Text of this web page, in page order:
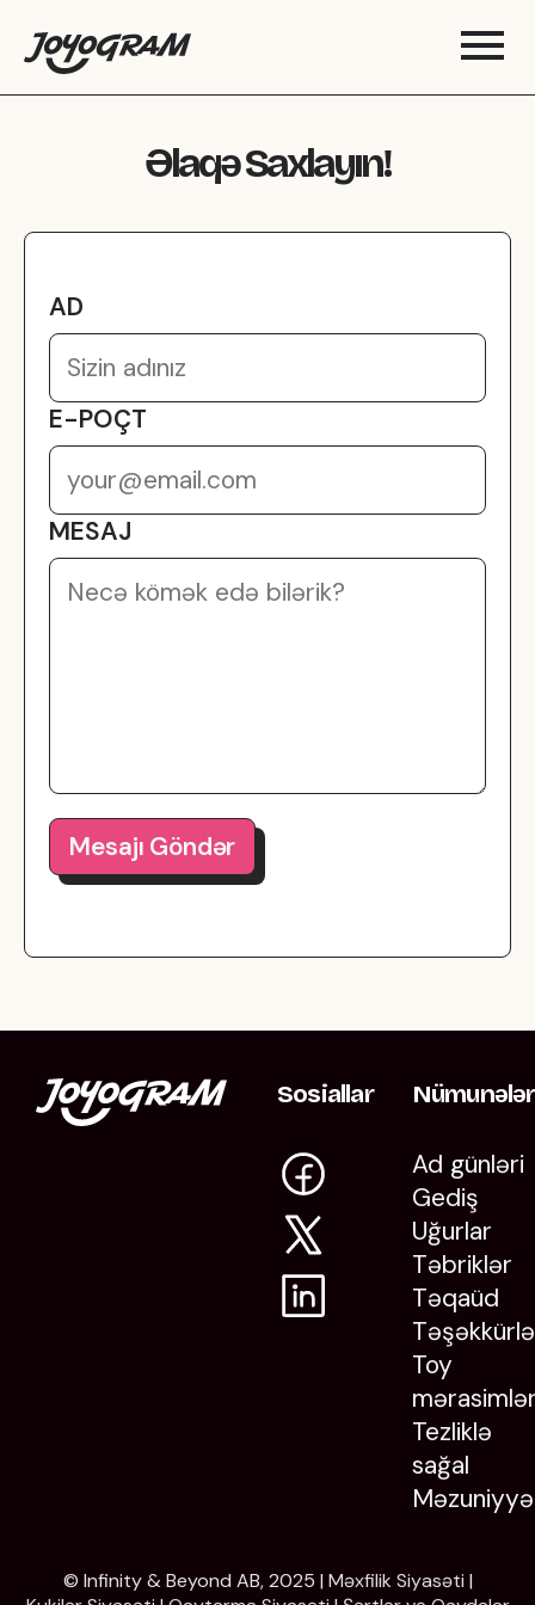
Əlaqə Saxlayın!
AD
E-POÇT
MESAJ
Mesajı Göndər
Sosiallar Nümunələr
Ad günləri
Gediş
Uğurlar
Təbriklər
Təqaüd
Toy
Tezliklə
sağal
© Infinity & Beyond AB, 2025 | Məxfilik Siyasəti |